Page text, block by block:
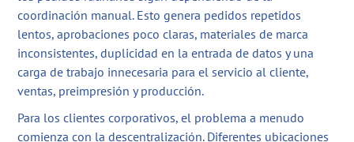
coordinación manual. Esto genera pedidos repetidos
lentos, aprobaciones poco claras, materiales de marca
inconsistentes, duplicidad en la entrada de datos y una
carga de trabajo innecesaria para el servicio al cliente,
ventas, preimpresión y producción.
Para los clientes corporativos, el problema a menudo
comienza con la descentralización. Diferentes ubicaciones